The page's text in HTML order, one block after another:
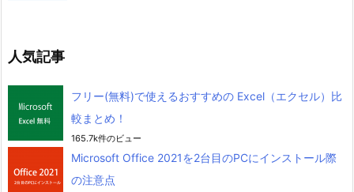
人気記事
フリー(無料)で使えるおすすめの Excel（エクセル）比
較まとめ！
165.7k件のビュー
Microsoft Office 2021を2台目のPCにインストール際
の注意点